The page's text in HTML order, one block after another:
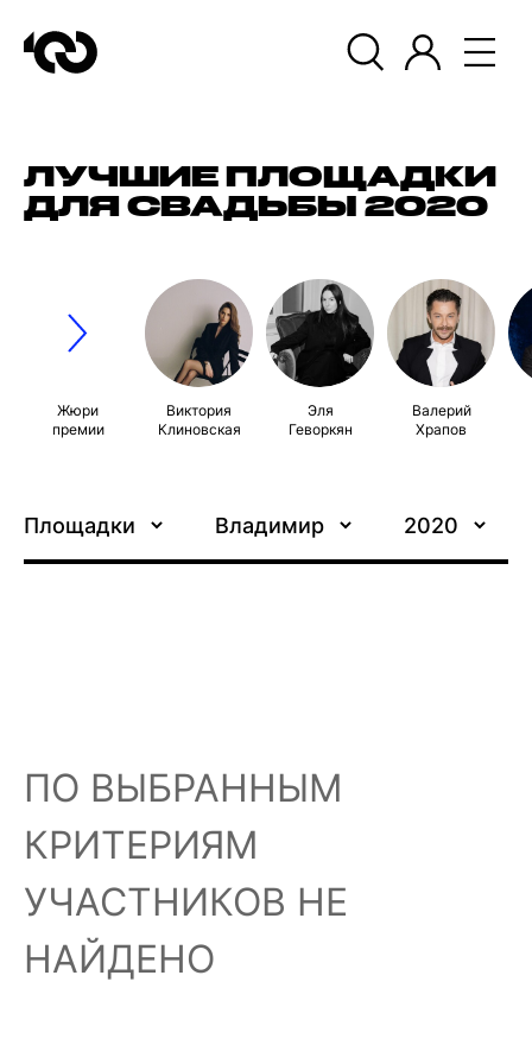
ЛУЧШИЕ ПЛОЩАДКИ
ДЛЯ СВАДЬБЫ 2020
Жюри
премии
Виктория
Клиновская
Эля
Геворкян
Валерий
Храпов
Площадки Владимир 2020
ПО ВЫБРАННЫМ
КРИТЕРИЯМ
УЧАСТНИКОВ НЕ
НАЙДЕНО